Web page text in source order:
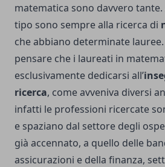
matematica sono davvero
tipo sono sempre alla ricerca di
che abbiano determinate
pensare che i laureati in
esclusivamente dedicarsi all’
ricerca, come avveniva diversi
infatti le professioni ricercate
e spaziano dal settore degli
già accennato, a quello delle
assicurazioni e della finanza,